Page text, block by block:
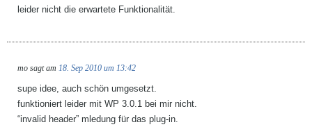
leider nicht die erwartete Funktionalität.
mo sagt am 18. Sep 2010 um 13:42
supe idee, auch schön umgesetzt.
funktioniert leider mit WP 3.0.1 bei mir nicht.
“invalid header” mledung für das plug-in.